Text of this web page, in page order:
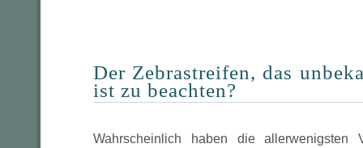
Der Zebrastreifen, das
ist zu beachten?
Wahrscheinlich haben die allerwenigsten